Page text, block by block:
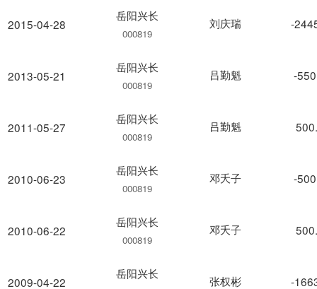
2015-04-28
2013-05-21
2011-05-27
2010-06-23
2010-06-22
2009-04-22
岳阳兴长
000819
刘庆瑞 -
岳阳兴长
000819
吕勤魁 -
岳阳兴长
000819
吕勤魁
岳阳兴长
000819
邓夭子 -
岳阳兴长
000819
邓夭子
岳阳兴长 张权彬 -